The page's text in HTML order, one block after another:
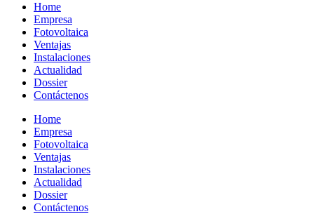
Home
Empresa
Fotovoltaica
Ventajas
Instalaciones
Actualidad
Dossier
Contáctenos
Home
Empresa
Fotovoltaica
Ventajas
Instalaciones
Actualidad
Dossier
Contáctenos